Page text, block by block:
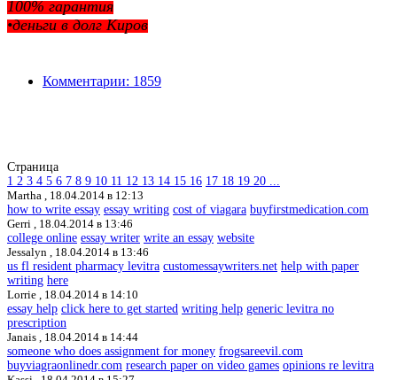
100% гарантия
•деньги в долг Киров
Комментарии: 1859
Страница
1 2 3 4 5 6 7 8 9 10 11 12 13 14 15 16 17 18 19 20
Martha , 18.04.2014 в 12:13
how to write essay essay writing cost of viagara buyfirstmedication.com
Gerri , 18.04.2014 в 13:46
college online essay writer write an essay website
Jessalyn , 18.04.2014 в 13:46
us fl resident pharmacy levitra customessaywriters.net help with paper
writing here
Lorrie , 18.04.2014 в 14:10
essay help click here to get started writing help generic levitra no
prescription
Janais , 18.04.2014 в 14:44
someone who does assignment for money frogsareevil.com
buyviagraonlinedr.com research paper on video games opinions re levitra